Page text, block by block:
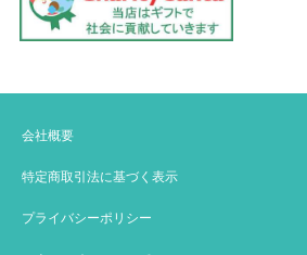
会社概要
特定商取引法に基づく表示
プライバシーポリシー